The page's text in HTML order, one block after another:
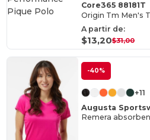
Core365 88181T
A partir de:
$13,20$31,00
-40%
+11
Augusta
Remera